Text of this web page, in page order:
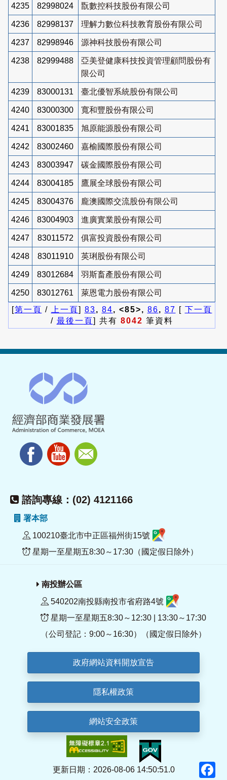
4235 82998024 翫數控科技股份有限公司
4236 82998137 理解力數位科技教育股份有限公司
4237 82998946 源神科技股份有限公司
4238 82999488
亞美登健康科技投資管理顧問股份有
限公司
4239 83000131 臺北優智系統股份有限公司
4240 83000300 寬和豐股份有限公司
4241 83001835 旭原能源股份有限公司
4242 83002460 嘉榆國際股份有限公司
4243 83003947 碳金國際股份有限公司
4244 83004185 鷹展全球股份有限公司
4245 83004376 龐澳國際交流股份有限公司
4246 83004903 進廣實業股份有限公司
4247 83011572 俱富投資股份有限公司
4248 83011910 英琍股份有限公司
4249 83012684 羽斯畜產股份有限公司
4250 83012761
萊恩電力股份有限公司
[第一頁 / 上一頁] 83, 84, <85>, 86, 87 [ 下一頁
/ 最後一頁] 共有 8042 筆資料
諮詢專線：(02) 4121166
署本部
100210臺北市中正區福州街15號
星期一至星期五8:30～17:30（國定假日除外）
南投辦公區
540202南投縣南投市省府路4號
星期一至星期五8:30～12:30 | 13:30～17:30
（公司登記：9:00～16:30）（國定假日除外）
政府網站資料開放宣告
隱私權政策
網站安全政策
更新日期：2026-08-06 14:50:51.0